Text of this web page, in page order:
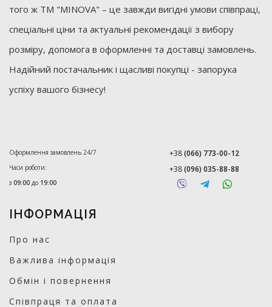
того ж ТМ "MINOVA" – це завжди вигідні умови співпраці,
спеціальні ціни та актуальні рекомендації з вибору
розміру, допомога в оформленні та доставці замовлень.
Надійний постачальник і щасливі покупці - запорука
успіху вашого бізнесу!
Оформлення замовлень 24/7
Часи роботи:
з 09:00 до 19:00
+38(066) 773-00-12
+38(096) 035-88-88
ІНФОРМАЦІЯ
Про нас
Важлива інформація
Обмін і повернення
Співпраця та оплата